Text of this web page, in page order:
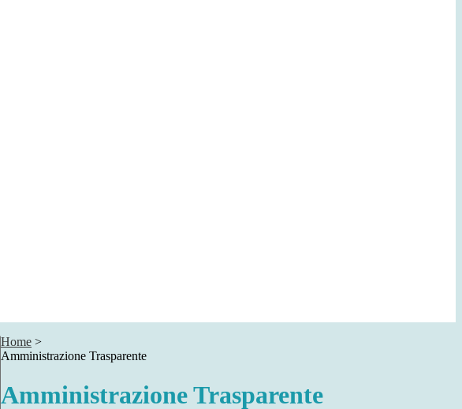
Home >
Amministrazione Trasparente
Amministrazione Trasparente